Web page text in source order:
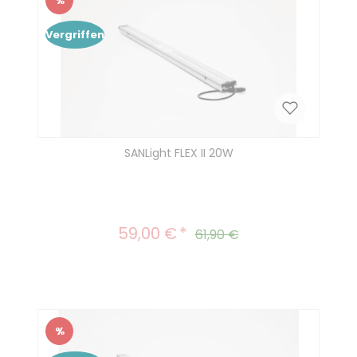
Rabatt
Vergriffen
SANLight FLEX II 20W
Verkaufspreis:
59,00 € Regulärer Preis:
61,90 €
Rabatt
%